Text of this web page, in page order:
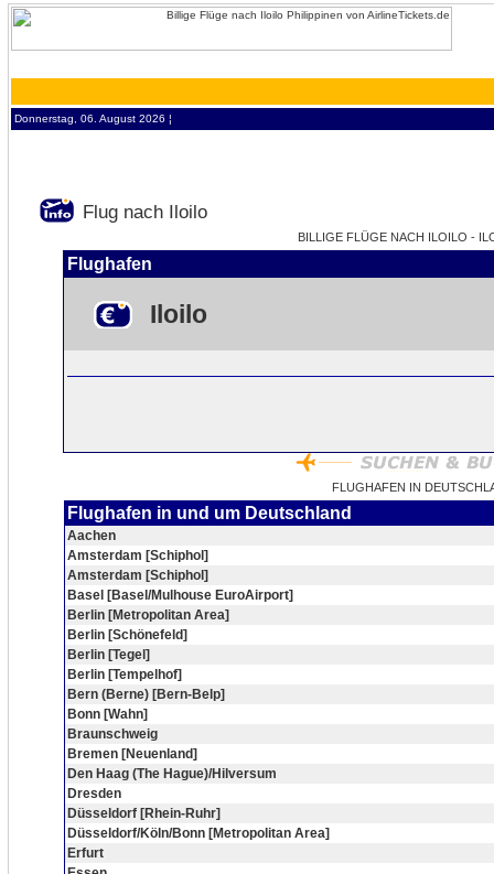
Donnerstag, 06. August 2026 ¦
Flug nach Iloilo
BILLIGE FLÜGE NACH ILOILO -
Flughafen
Iloilo
FLUGHAFEN IN
Flughafen in und um Deutschland
Aachen
Amsterdam [Schiphol]
Amsterdam [Schiphol]
Basel [Basel/Mulhouse EuroAirport]
Berlin [Metropolitan Area]
Berlin [Schönefeld]
Berlin [Tegel]
Berlin [Tempelhof]
Bern (Berne) [Bern-Belp]
Bonn [Wahn]
Braunschweig
Bremen [Neuenland]
Den Haag (The Hague)/Hilversum
Dresden
Düsseldorf [Rhein-Ruhr]
Düsseldorf/Köln/Bonn [Metropolitan Area]
Erfurt